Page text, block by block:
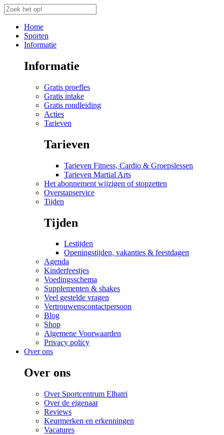
Home
Sporten
Informatie
Informatie
Gratis proefles
Gratis intake
Gratis rondleiding
Acties
Tarieven
Tarieven
Tarieven Fitness, Cardio & Groepslessen
Tarieven Martial Arts
Het abonnement wijzigen of stopzetten
Overstapservice
Tijden
Tijden
Lestijden
Openingstijden, vakanties & feestdagen
Agenda
Kinderfeestjes
Voedingsschema
Supplementen & shakes
Veel gestelde vragen
Vertrouwenscontactpersoon
Blog
Shop
Algemene Voorwaarden
Privacy policy
Over ons
Over ons
Over Sportcentrum Elhatri
Over de eigenaar
Reviews
Keurmerken en erkenningen
Vacatures